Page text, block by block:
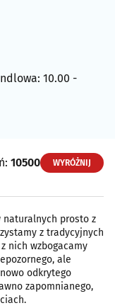
10.00 -
10500 WYRÓŻNIJ
naturalnych prosto z
z tradycyjnych
nich wzbogacamy
ale
odkrytego
zapomnianego,